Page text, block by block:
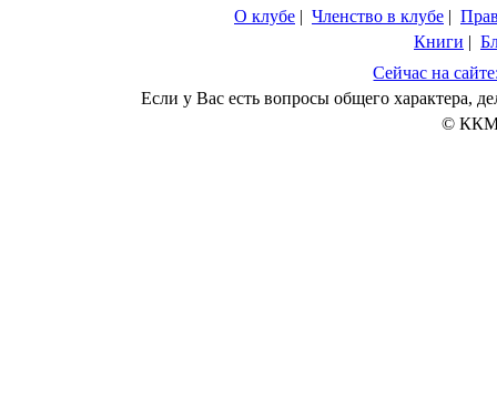
О клубе | Членство в клубе |
Книги |
Сейчас на
Если у Вас есть вопросы общего характера,
© ККМ